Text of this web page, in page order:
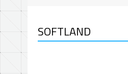
SOFTLAND